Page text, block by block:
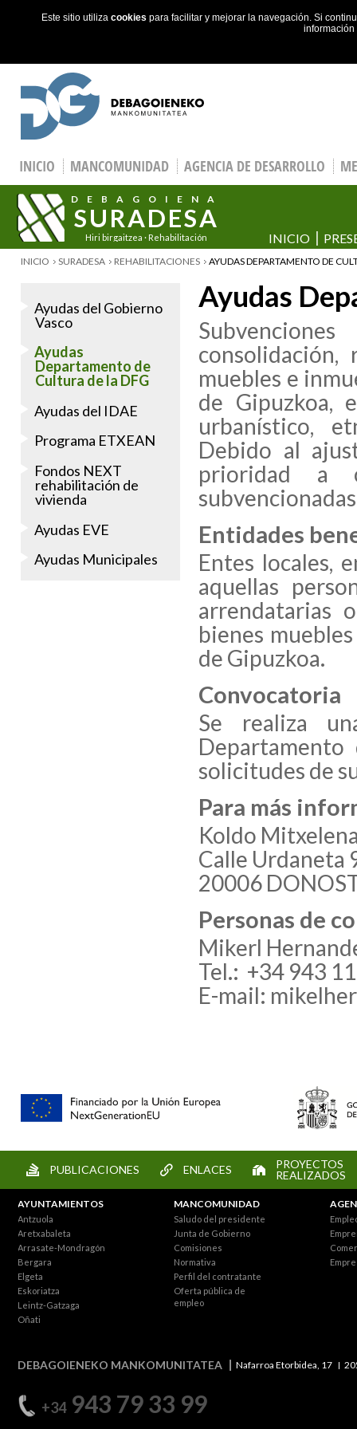
Este sitio utiliza cookies para facilitar y mejorar la navegación. Si
Skip to main content
INICIO MANCOMUNIDAD AGENCIA DE DESARROLLO
DEBAGOIENA
SURADESA
Hiri birgaitzea · Rehabilitación
INICIO
YOU ARE HERE
INICIO SURADESA REHABILITACIONES AYUDAS DEPARTAMENTO DE
Ayudas
muebles e
de Gipuzkoa,
urbanístico,
Debido al
prioridad a
Entidades
Entes locales,
aquellas
arrendatarias
bienes
de Gipuzkoa.
Convocatoria
Se realiza
solicitudes de
Para más
Koldo
Calle Urdaneta
20006
Personas de
Mikerl
Tel.: +34 943
E-mail:
Ayudas del Gobierno
Vasco
Ayudas
Departamento de
Cultura de la DFG
Ayudas del IDAE
Programa ETXEAN
Fondos NEXT
rehabilitación de
vivienda
Ayudas EVE
Ayudas Municipales
PUBLICACIONES ENLACES
PROYECTOS
REALIZADOS
AYUNTAMIENTOS
Antzuola
Aretxabaleta
Arrasate-Mondragón
Bergara
Elgeta
Eskoriatza
Leintz-Gatzaga
Oñati
MANCOMUNIDAD
Saludo del presidente
Junta de Gobierno
Comisiones
Normativa
Perfil del contratante
Oferta pública de
empleo
DEBAGOIENEKO MANKOMUNITATEA Nafarroa Etorbidea, 17
+34943 79 33 99